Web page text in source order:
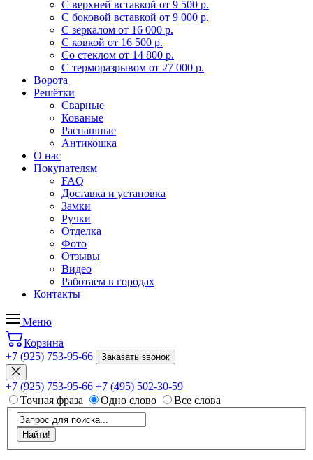
С верхней вставкой от 9 500 р.
С боковой вставкой от 9 000 р.
С зеркалом от 16 000 р.
С ковкой от 16 500 р.
Со стеклом от 14 800 р.
С терморазрывом от 27 000 р.
Ворота
Решётки
Сварные
Кованые
Распашные
Антикошка
О нас
Покупателям
FAQ
Доставка и установка
Замки
Ручки
Отделка
Фото
Отзывы
Видео
Работаем в городах
Контакты
Меню
Корзина
+7 (925) 753-95-66
Заказать звонок
+7 (925) 753-95-66 +7 (495) 502-30-59
Точная фраза
Одно слово Все слова